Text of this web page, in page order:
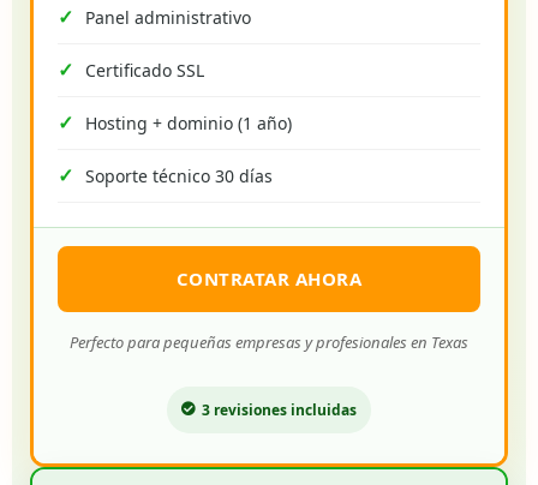
Panel administrativo
Certificado SSL
Hosting + dominio (1 año)
Soporte técnico 30 días
CONTRATAR AHORA
Perfecto para pequeñas empresas y profesionales en Texas
3 revisiones incluidas